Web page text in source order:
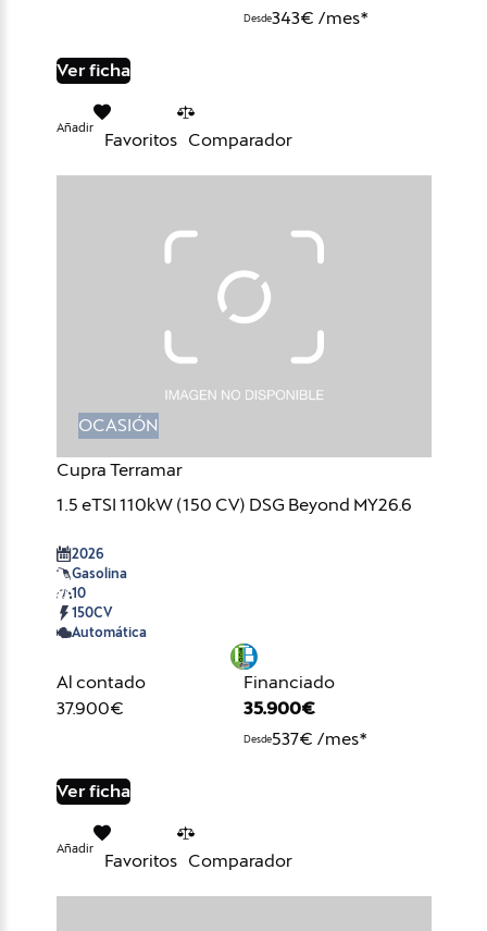
Desde343€ /mes*
Ver ficha
Añadir
Favoritos Comparador
OCASIÓN
Cupra Terramar
1.5 eTSI 110kW (150 CV) DSG Beyond MY26.6
2026
Gasolina
10
150CV
Automática
Al contado
37.900€
Financiado
35.900€
Desde537€ /mes*
Ver ficha
Añadir
Favoritos Comparador